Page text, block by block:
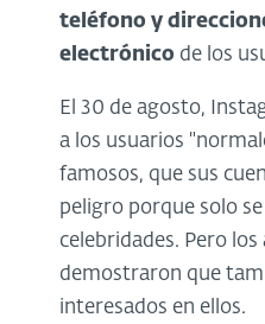
teléfono y
electrónico de los
El 30 de agosto,
a los usuarios
famosos, que sus
peligro porque solo
celebridades. Pero los
demostraron que
interesados en ellos.